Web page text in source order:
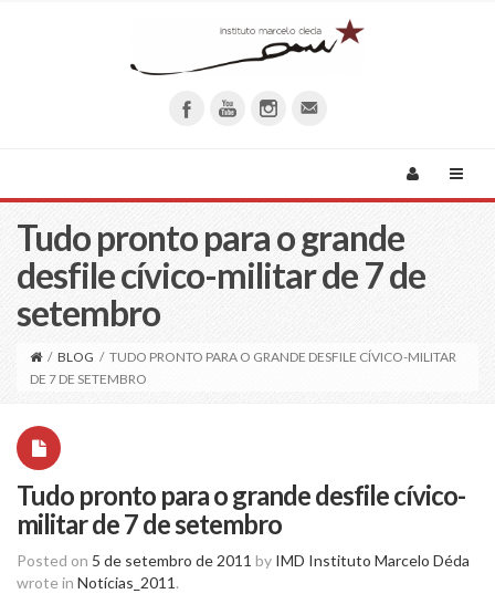
Tudo pronto para o grande
desfile cívico-militar de 7 de
setembro
/ BLOG / TUDO PRONTO PARA O GRANDE DESFILE CÍVICO-MILITAR
DE 7 DE SETEMBRO
Tudo pronto para o grande desfile cívico-
militar de 7 de setembro
Posted on 5 de setembro de 2011 by IMD Instituto Marcelo Déda
wrote in Notícias_2011 .